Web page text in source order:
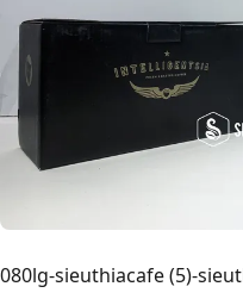
080lg-sieuthiacafe (5)-